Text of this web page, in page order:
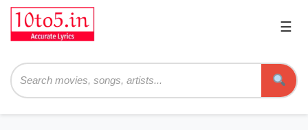
☰